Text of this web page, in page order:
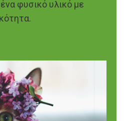
φυσικό υλικό με